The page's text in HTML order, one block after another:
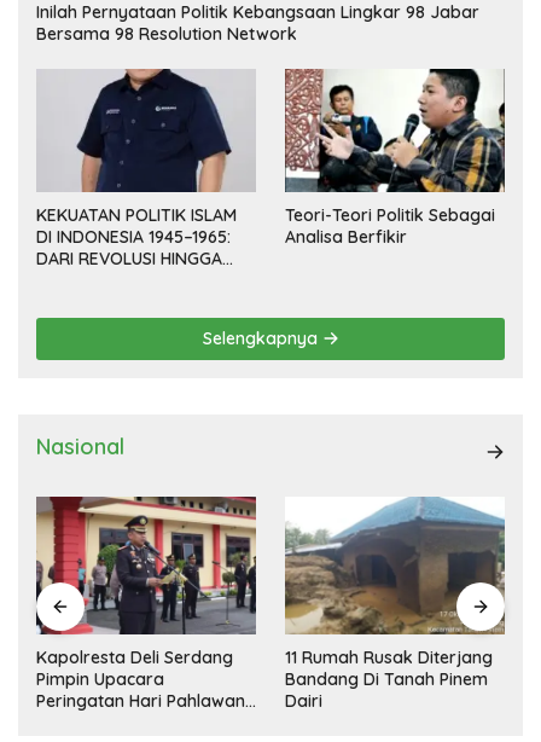
Inilah Pernyataan Politik Kebangsaan Lingkar 98 Jabar
Bersama 98 Resolution Network
KEKUATAN POLITIK ISLAM
DI INDONESIA 1945–1965:
DARI REVOLUSI HINGGA
Teori-Teori Politik Sebagai
Analisa Berfikir
Selengkapnya
Nasional
Kapolresta Deli Serdang
Pimpin Upacara
Peringatan Hari Pahlawan
11 Rumah Rusak Diterjang
Bandang Di Tanah Pinem
Dairi